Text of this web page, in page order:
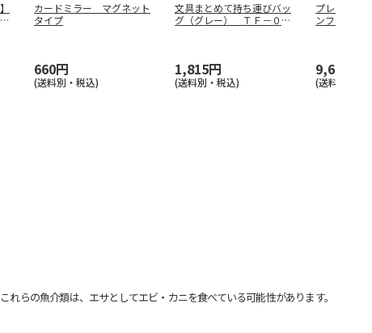
カードミラー マグネット
タイプ
660円
(送料別・税込)
文具まとめて持ち運びバッ
グ（グレー） ＴＦ－０１
1,815円
(送料別・税込)
プレゼンテ
ンフォニー
9,680円
(送料別・税
らの魚介類は、エサとしてエビ・カニを食べている可能性があります。